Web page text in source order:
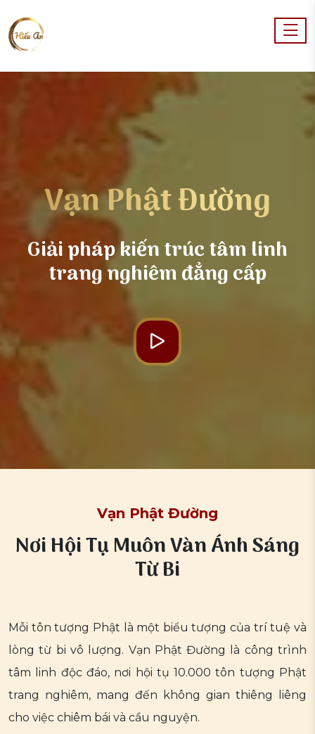
Vạn Phật Đường
Giải pháp kiến trúc tâm linh
trang nghiêm đẳng cấp
Vạn Phật Đường
Nơi Hội Tụ Muôn Vàn Ánh Sáng
Từ Bi
Mỗi tôn tượng Phật là một biểu tượng của trí tuệ và
lòng từ bi vô lượng. Vạn Phật Đường là công trình
tâm linh độc đáo, nơi hội tụ 10.000 tôn tượng Phật
trang nghiêm, mang đến không gian thiêng liêng
cho việc chiêm bái và cầu nguyện.